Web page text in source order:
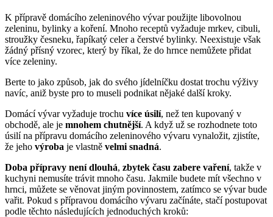
K přípravě domácího zeleninového vývar použijte libovolnou
zeleninu, bylinky a koření. Mnoho receptů vyžaduje mrkev, cibuli,
stroužky česneku, řapíkatý celer a čerstvé bylinky. Neexistuje však
žádný přísný vzorec, který by říkal, že do hrnce nemůžete přidat
více zeleniny.
Berte to jako způsob, jak do svého jídelníčku dostat trochu výživy
navíc, aniž byste pro to museli podnikat nějaké další kroky.
Domácí vývar vyžaduje trochu více úsilí, než ten kupovaný v
obchodě, ale je mnohem chutnější. A když už se rozhodnete toto
úsilí na přípravu domácího zeleninového vývaru vynaložit, zjistíte,
že jeho výroba je vlastně velmi snadná.
Doba přípravy není dlouhá, zbytek času zabere vaření, takže v
kuchyni nemusíte trávit mnoho času. Jakmile budete mít všechno v
hrnci, můžete se věnovat jiným povinnostem, zatímco se vývar bude
vařit. Pokud s přípravou domácího vývaru začínáte, stačí postupovat
podle těchto následujících jednoduchých kroků: